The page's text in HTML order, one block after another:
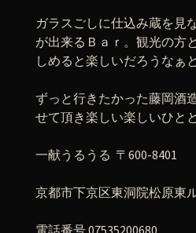
ガラスごしに仕込み蔵を見
が出来るＢａｒ。観光の方
しめると楽しいだろうなぁと
ずっと行きたかった藤岡酒
せて頂き楽しい楽しいひと
一献うるうる 〒600-8401
京都市下京区東洞院松原東
電話番号 07535200680